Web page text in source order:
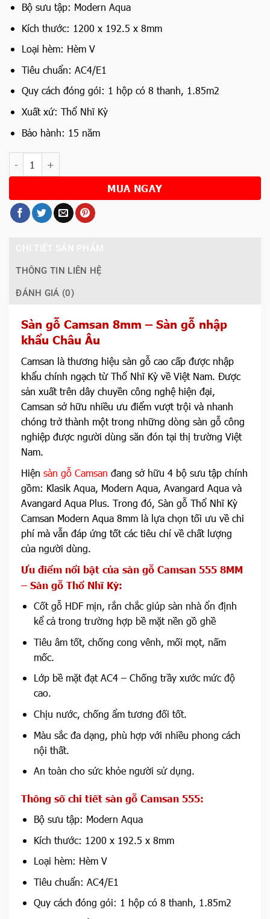
Bộ sưu tập: Modern Aqua
Kích thước: 1200 x 192.5 x 8mm
Loại hèm: Hèm V
Tiêu chuẩn: AC4/E1
Quy cách đóng gói: 1 hộp có 8 thanh, 1.85m2
Xuất xứ: Thổ Nhĩ Kỳ
Bảo hành: 15 năm
Số lượng
MUA NGAY
THÔNG TIN LIÊN HỆ
ĐÁNH GIÁ (0)
Sàn gỗ Camsan 8mm – Sàn gỗ nhập
khẩu Châu Âu
Camsan là thương hiệu sàn gỗ cao cấp được nhập
khẩu chính ngạch từ Thổ Nhĩ Kỳ về Việt Nam. Được
sản xuất trên dây chuyền công nghệ hiện đại,
Camsan sở hữu nhiều ưu điểm vượt trội và nhanh
chóng trở thành một trong những dòng sàn gỗ công
nghiệp được người dùng săn đón tại thị trường Việt
Nam.
Hiện sàn gỗ Camsan đang sở hữu 4 bộ sưu tập chính
gồm: Klasik Aqua, Modern Aqua, Avangard Aqua và
Avangard Aqua Plus. Trong đó, Sàn gỗ Thổ Nhĩ Kỳ
Camsan Modern Aqua 8mm là lựa chọn tối ưu về chi
phí mà vẫn đáp ứng tốt các tiêu chí về chất lượng
của người dùng.
Ưu điểm nổi bật của sàn gỗ Camsan 555 8MM
– Sàn gỗ Thổ Nhĩ Kỳ:
Cốt gỗ HDF mịn, rắn chắc giúp sàn nhà ổn định
kể cả trong trường hợp bề mặt nền gồ ghề
Tiêu âm tốt, chống cong vênh, mối mọt, nấm
mốc.
Lớp bề mặt đạt AC4 – Chống trầy xước mức độ
cao.
Chịu nước, chống ẩm tương đối tốt.
Màu sắc đa dạng, phù hợp với nhiều phong cách
nội thất.
An toàn cho sức khỏe người sử dụng.
Thông số chi tiết sàn gỗ Camsan 555:
Bộ sưu tập: Modern Aqua
Kích thước: 1200 x 192.5 x 8mm
Loại hèm: Hèm V
Tiêu chuẩn: AC4/E1
Quy cách đóng gói: 1 hộp có 8 thanh, 1.85m2